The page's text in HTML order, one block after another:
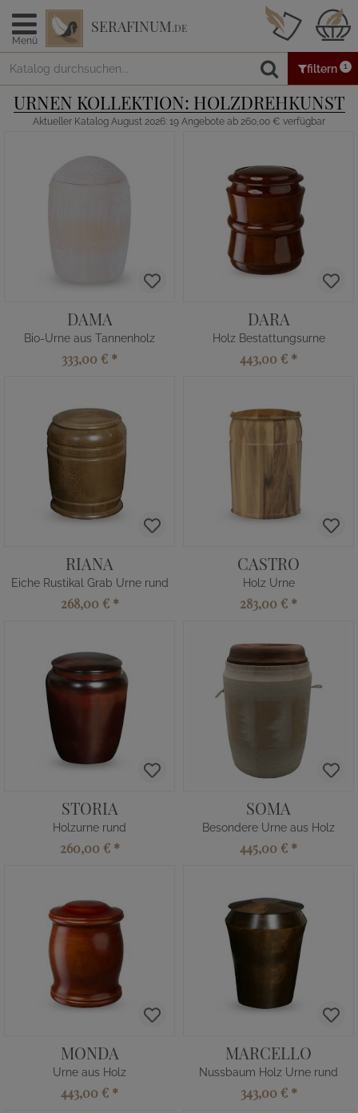
Menü
SERAFINUM.DE
filtern 1
URNEN KOLLEKTION: HOLZDREHKUNST
Aktueller Katalog August 2026: 19 Angebote ab 260,00 € verfügbar
DAMA
Bio-Urne aus Tannenholz
333,00 € *
DARA
Holz Bestattungsurne
443,00 € *
RIANA
Eiche Rustikal Grab Urne rund
268,00 € *
CASTRO
Holz Urne
283,00 € *
STORIA
Holzurne rund
260,00 € *
SOMA
Besondere Urne aus Holz
445,00 € *
MONDA
Urne aus Holz
443,00 € *
MARCELLO
Nussbaum Holz Urne rund
343,00 € *